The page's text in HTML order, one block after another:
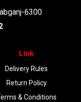
6300
Link
Delivery Rules
Return Policy
& Conditions